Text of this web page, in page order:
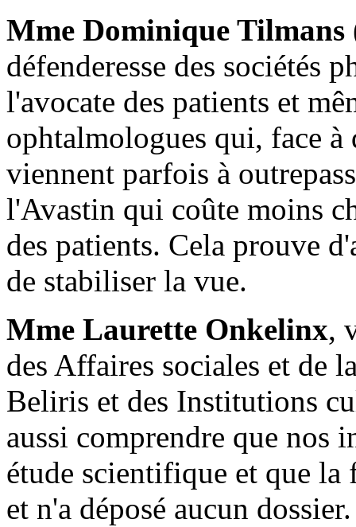
Mme Dominique Tilmans
défenderesse des sociétés
l'avocate des patients et
ophtalmologues qui, face à
viennent parfois à
l'Avastin qui coûte moins
des patients. Cela prouve
de stabiliser la vue.
Mme Laurette Onkelinx,
des Affaires sociales et de
Beliris et des Institutions
aussi comprendre que nos
étude scientifique et que la
et n'a déposé aucun